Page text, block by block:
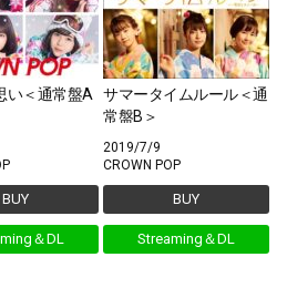
い＜通常盤A
BUY
＆DL
サマータイムルール＜通
常盤B＞
2019/7/9
CROWN POP
BUY
Streaming＆DL